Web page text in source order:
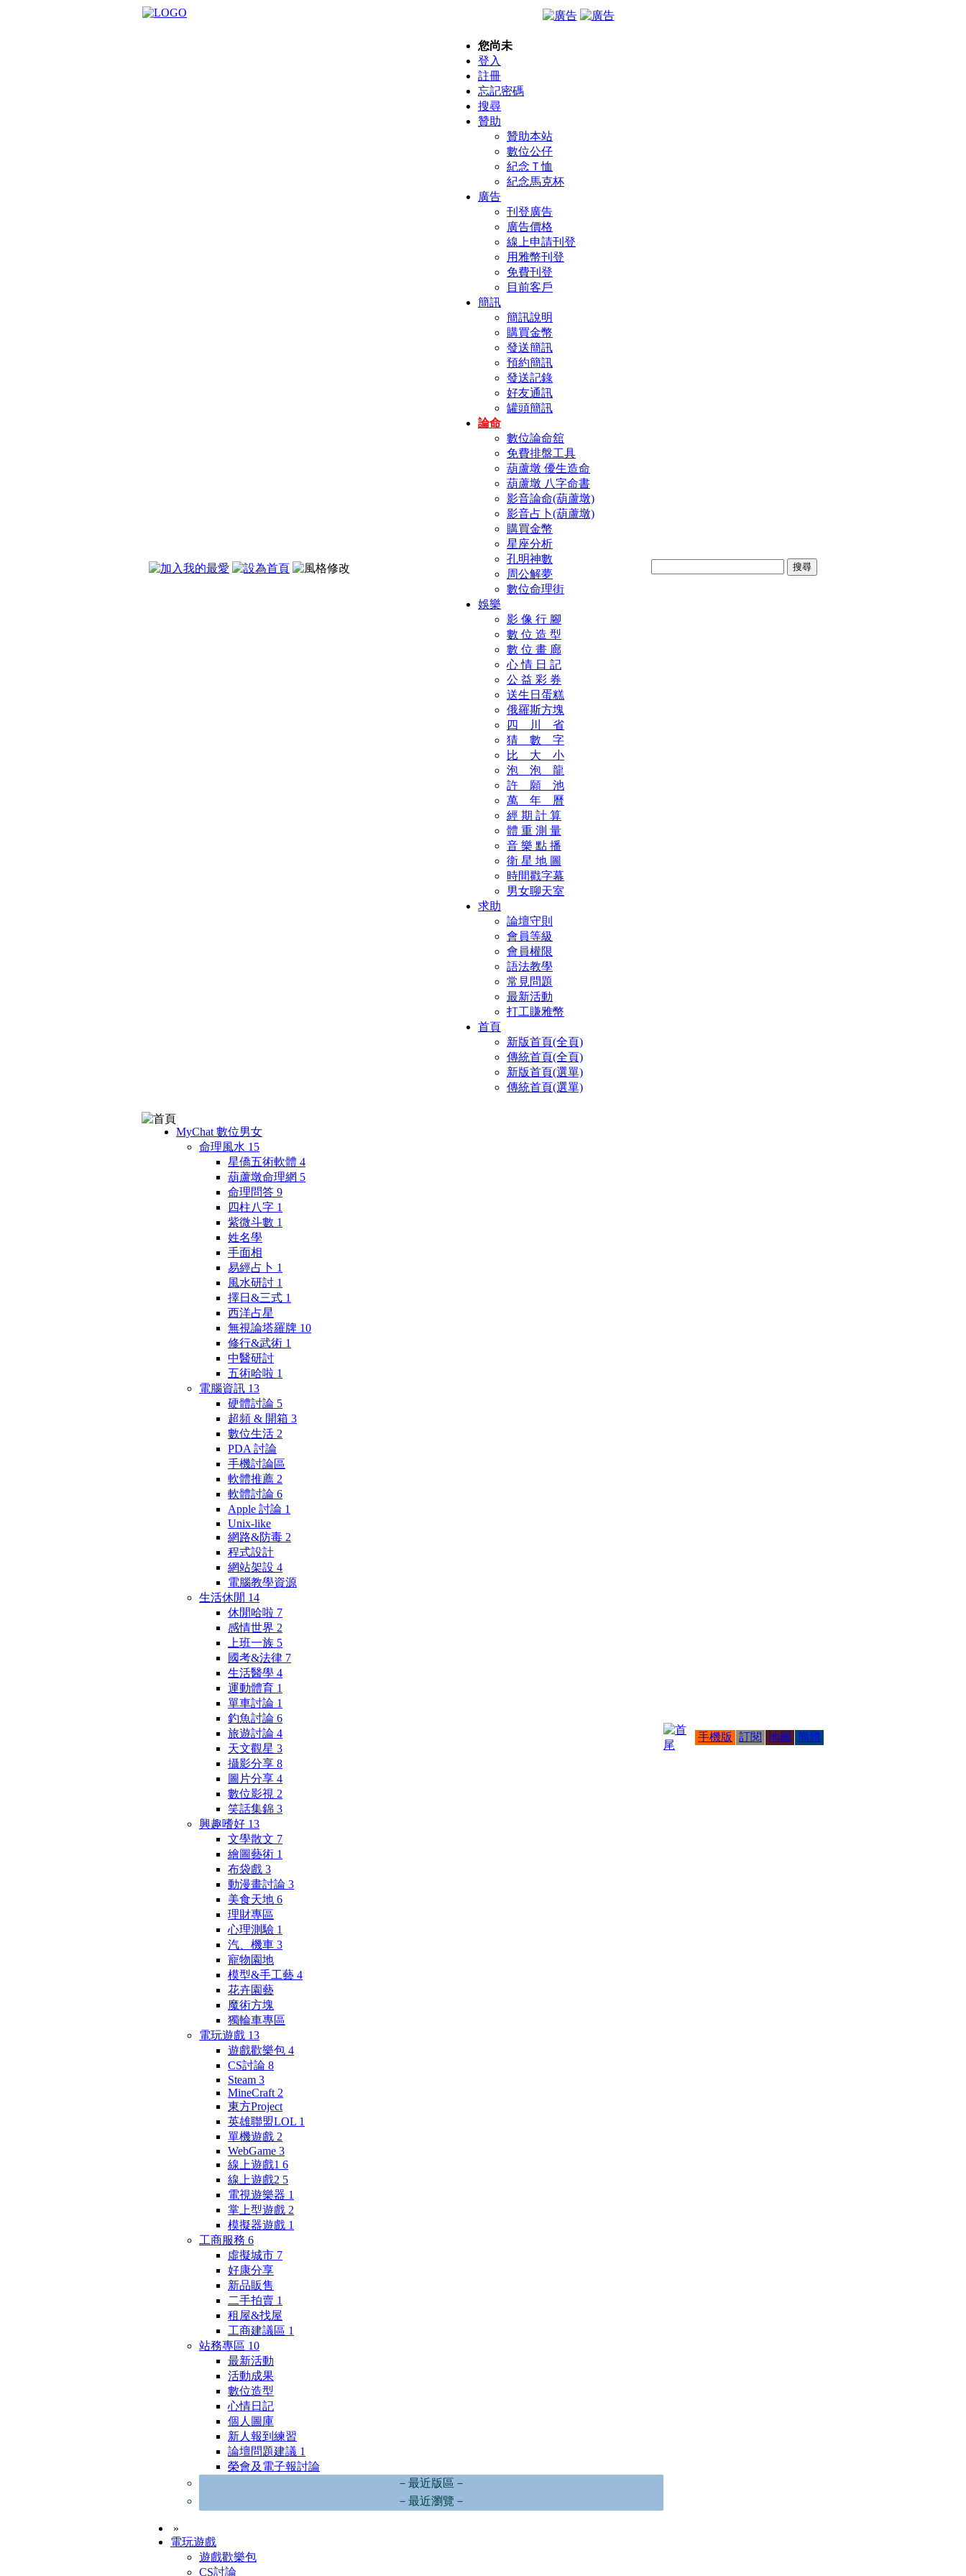
您尚未
登入
註冊
忘記密碼
搜尋
贊助
贊助本站
數位公仔
紀念Ｔ恤
紀念馬克杯
廣告
刊登廣告
廣告價格
線上申請刊登
用雅幣刊登
免費刊登
目前客戶
簡訊
簡訊說明
購買金幣
發送簡訊
預約簡訊
發送記錄
好友通訊
罐頭簡訊
論命
數位論命舘
免費排盤工具
葫蘆墩 優生造命
葫蘆墩 八字命書
影音論命(葫蘆墩)
影音占卜(葫蘆墩)
購買金幣
星座分析
孔明神數
周公解夢
數位命理街
娛樂
影 像 行 腳
數 位 造 型
數 位 畫 廊
心 情 日 記
公 益 彩 券
送生日蛋糕
俄羅斯方塊
四 川 省
猜 數 字
比 大 小
泡 泡 龍
許 願 池
萬 年 曆
經 期 計 算
體 重 測 量
音 樂 點 播
衛 星 地 圖
時間戳字幕
男女聊天室
求助
論壇守則
會員等級
會員權限
語法教學
常見問題
最新活動
打工賺雅幣
首頁
新版首頁(全頁)
傳統首頁(全頁)
新版首頁(選單)
傳統首頁(選單)
MyChat 數位男女
命理風水 15
星僑五術軟體 4
葫蘆墩命理網 5
命理問答 9
四柱八字 1
紫微斗數 1
姓名學
手面相
易經占卜 1
風水研討 1
擇日&三式 1
西洋占星
無視論塔羅牌 10
修行&武術 1
中醫研討
五術哈啦 1
電腦資訊 13
硬體討論 5
超頻 & 開箱 3
數位生活 2
PDA 討論
手機討論區
軟體推薦 2
軟體討論 6
Apple 討論 1
Unix-like
網路&防毒 2
程式設計
網站架設 4
電腦教學資源
生活休閒 14
休閒哈啦 7
感情世界 2
上班一族 5
國考&法律 7
生活醫學 4
運動體育 1
單車討論 1
釣魚討論 6
旅遊討論 4
天文觀星 3
攝影分享 8
圖片分享 4
數位影視 2
笑話集錦 3
興趣嗜好 13
文學散文 7
繪圖藝術 1
布袋戲 3
動漫畫討論 3
美食天地 6
理財專區
心理測驗 1
汽、機車 3
寵物園地
模型&手工藝 4
花卉園藝
魔術方塊
獨輪車專區
電玩遊戲 13
遊戲歡樂包 4
CS討論 8
Steam 3
MineCraft 2
東方Project
英雄聯盟LOL 1
單機遊戲 2
WebGame 3
線上遊戲1 6
線上遊戲2 5
電視遊樂器 1
掌上型遊戲 2
模擬器遊戲 1
工商服務 6
虛擬城市 7
好康分享
新品販售
二手拍賣 1
租屋&找屋
工商建議區 1
站務專區 10
最新活動
活動成果
數位造型
心情日記
個人圖庫
新人報到練習
論壇問題建議 1
榮會及電子報討論
－最近版區－
－最近瀏覽－
»
電玩遊戲
遊戲歡樂包
CS討論
手機版 訂閱 地圖 簡體